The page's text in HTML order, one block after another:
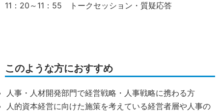
11：20～11：55 トークセッション・質疑応答
このような方におすすめ
人事・人材開発部門で経営戦略・人事戦略に携わる方
人的資本経営に向けた施策を考えている経営者層や人事の